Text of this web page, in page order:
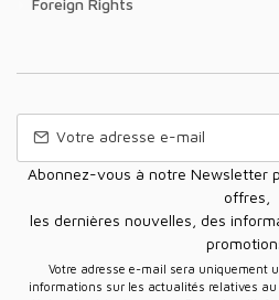
Abonnez-vous à notre Newsletter pour recevoir nos nouvelles
offres,
les dernières nouvelles, des
Votre adresse e-mail sera uniquement utilisée pour vous envoyer des
informations sur les actualités relatives au